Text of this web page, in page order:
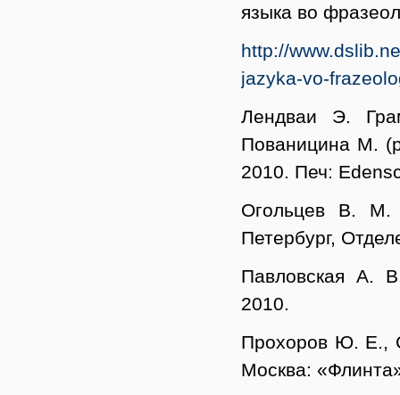
языка во
http://
jazyka-vo-
Лендваи Э.
Пованицина М.
2010. Печ:
Огольцев В. М.
Петербург,
Павловская А.
2010.
Прохоров Ю. Е.,
Москва: